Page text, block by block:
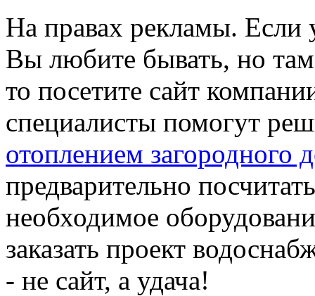
На правах рекламы. Если
Вы любите бывать, но
то посетите сайт
специалисты помогут
отоплением загородного
предварительно
необходимое
заказать проект
- не сайт, а удача!